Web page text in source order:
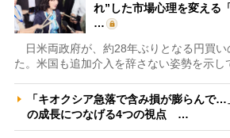
れ”した市場心理を変える
…
日米両政府が、約28年ぶりとなる円買い
た。米国も追加介入を辞さない姿勢を示し
「キオクシア急落で含み損が膨らんで
の成長につなげる4つの視点 …